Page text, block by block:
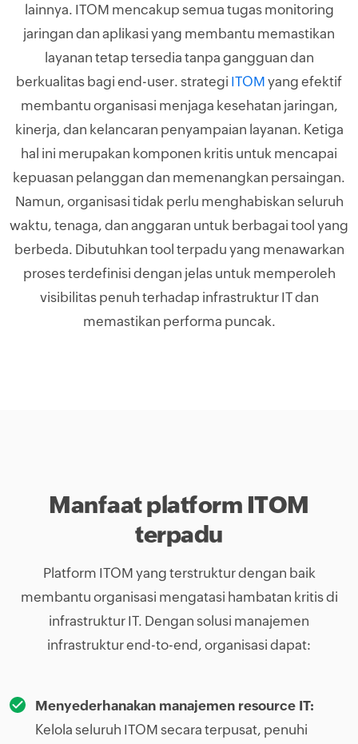
lainnya. ITOM mencakup semua tugas monitoring
jaringan dan aplikasi yang membantu memastikan
layanan tetap tersedia tanpa gangguan dan
berkualitas bagi end-user. strategi ITOM yang efektif
membantu organisasi menjaga kesehatan jaringan,
kinerja, dan kelancaran penyampaian layanan. Ketiga
hal ini merupakan komponen kritis untuk mencapai
kepuasan pelanggan dan memenangkan persaingan.
Namun, organisasi tidak perlu menghabiskan seluruh
waktu, tenaga, dan anggaran untuk berbagai tool yang
berbeda. Dibutuhkan tool terpadu yang menawarkan
proses terdefinisi dengan jelas untuk memperoleh
visibilitas penuh terhadap infrastruktur IT dan
memastikan performa puncak.
Manfaat platform ITOM
terpadu
Platform ITOM yang terstruktur dengan baik
membantu organisasi mengatasi hambatan kritis di
infrastruktur IT. Dengan solusi manajemen
infrastruktur end-to-end, organisasi dapat:
Menyederhanakan manajemen resource IT:
Kelola seluruh ITOM secara terpusat, penuhi